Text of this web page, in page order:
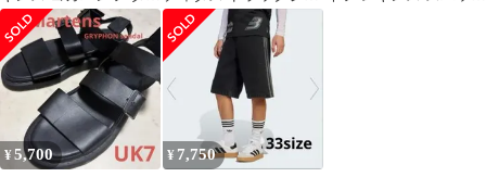
ツ NY ハイライズ
ケット ビンテージ
¥5,700 ¥ 7,750